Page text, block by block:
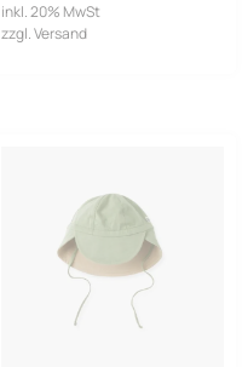
inkl. 20% MwSt
zzgl. Versand